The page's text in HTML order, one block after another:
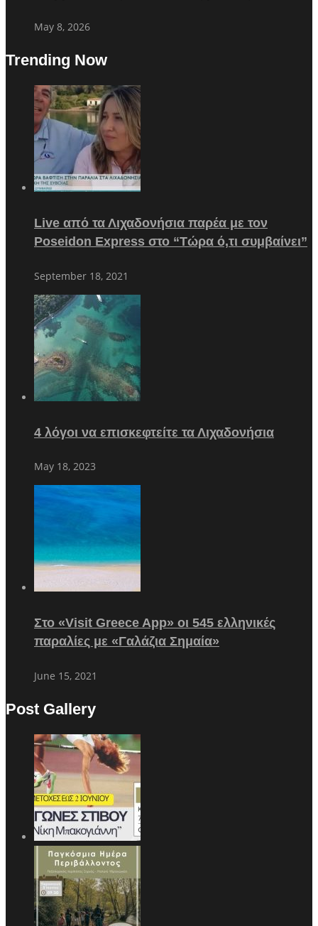
May 8, 2026
Trending Now
Live από τα Λιχαδονήσια παρέα με τον
Poseidon Express στο “Τώρα ό,τι συμβαίνει”
September 18, 2021
4 λόγοι να επισκεφτείτε τα Λιχαδονήσια
May 18, 2023
Στο «Visit Greece App» οι 545 ελληνικές
παραλίες με «Γαλάζια Σημαία»
June 15, 2021
Post Gallery